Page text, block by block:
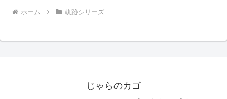
ホーム 軌跡シリーズ
じゃらのカゴ